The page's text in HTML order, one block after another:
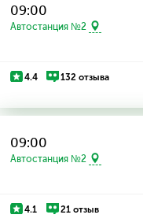
09:00
Автостанция №2
4.4 132 отзыва
09:00
Автостанция №2
4.1 21 отзыв